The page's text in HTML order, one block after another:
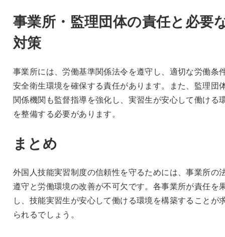
事業所・監理団体の責任と必要
対策
事業所には、労働基準関係法令を遵守し、適切な労働条
安全衛生環境を確保する責任があります。また、監理団
関係機関も監督指導を強化し、実習生が安心して働ける
を整備する必要があります。
まとめ
外国人技能実習制度の信頼性を守るためには、事業所の
遵守と労働環境の改善が不可欠です。各事業所が責任を
し、技能実習生が安心して働ける環境を構築することが
られるでしょう。